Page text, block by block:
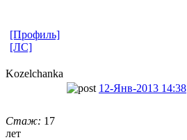
[Профиль]
[ЛС]
Kozelchanka
Стаж: 17
лет
12-Янв-2013 14:38